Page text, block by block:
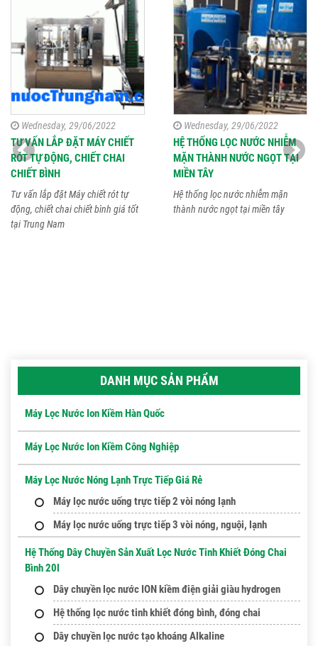
Wednesday, 29/06/2022
TƯ VẤN LẮP ĐẶT MÁY CHIẾT
RÓT TỰ ĐỘNG, CHIẾT CHAI
CHIẾT BÌNH
Tư vấn lắp đặt Máy chiết rót tự
động, chiết chai chiết bình giá tốt
tại Trung Nam
Wednesday, 29/06/2022
HỆ THỐNG LỌC NƯỚC NHIỄM
MẶN THÀNH NƯỚC NGỌT TẠI
MIỀN TÂY
Hệ thống lọc nước nhiễm mặn
thành nước ngọt tại miền tây
DANH MỤC SẢN PHẨM
Máy Lọc Nước Ion Kiềm Hàn Quốc
Máy Lọc Nước Ion Kiềm Công Nghiệp
Máy Lọc Nước Nóng Lạnh Trực Tiếp Giá Rẻ
Máy lọc nước uống trực tiếp 2 vòi nóng lạnh
Máy lọc nước uống trực tiếp 3 vòi nóng, nguội, lạnh
Hệ Thống Dây Chuyền Sản Xuất Lọc Nước Tinh Khiết Đóng Chai
Bình 20l
Dây chuyền lọc nước ION kiềm điện giải giàu hydrogen
Hệ thống lọc nước tinh khiết đóng bình, đóng chai
Dây chuyền lọc nước tạo khoáng Alkaline